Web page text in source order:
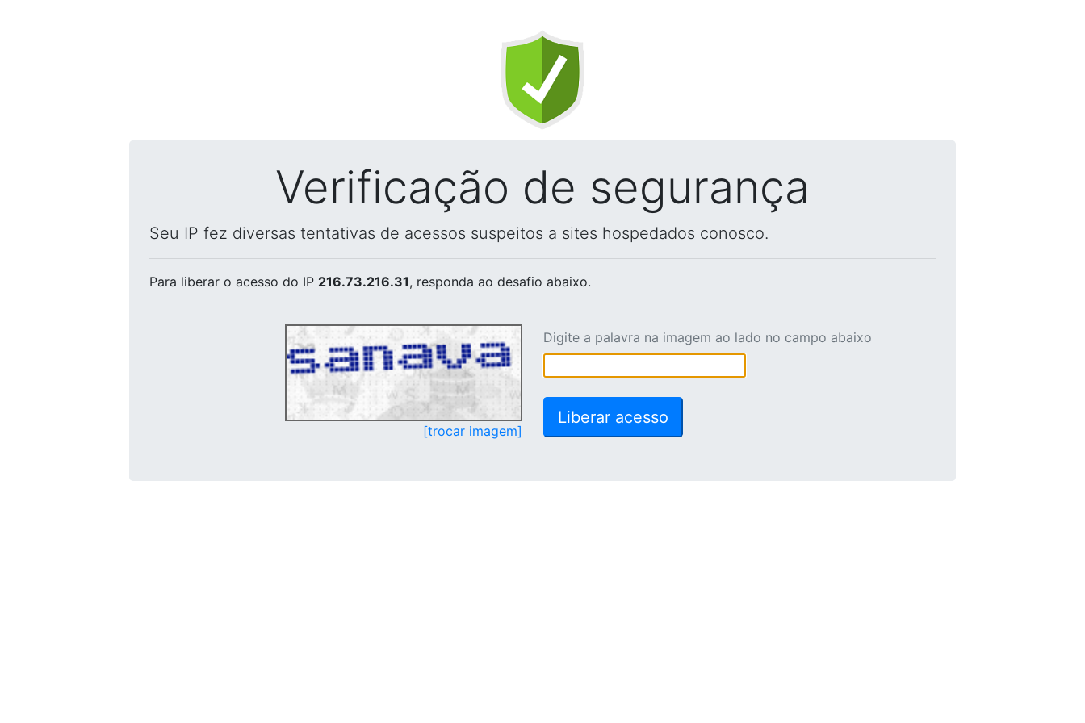
Verificação de segurança
Seu IP fez diversas tentativas de acessos suspeitos a sites hospedados conosco.
Para liberar o acesso do IP 216.73.216.31, responda ao desafio abaixo.
[trocar imagem]
Digite a palavra na imagem ao lado no campo abaixo